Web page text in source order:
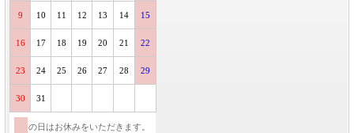
9 10 11 12 13 14 15
16 17 18 19 20 21 22
23 24 25 26 27 28 29
30 31
の日はお休みをいただきます。